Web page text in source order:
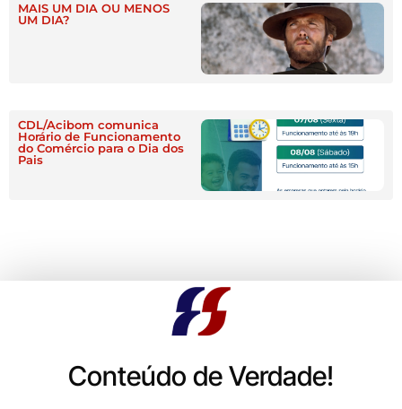
MAIS UM DIA OU MENOS
UM DIA?
CDL/Acibom comunica
Horário de Funcionamento
do Comércio para o Dia dos
Pais
Conteúdo de Verdade!